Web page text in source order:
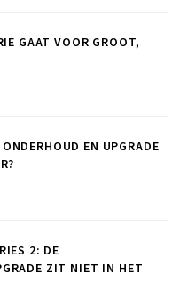
GAAT VOOR GROOT,
EN UPGRADE
2: DE
ZIT NIET IN HET